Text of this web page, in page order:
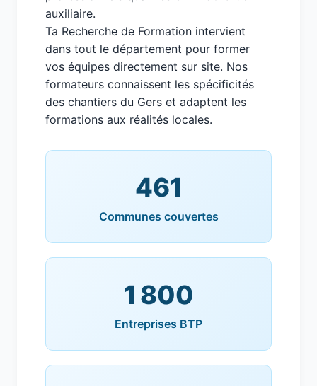
auxiliaire.
Ta Recherche de Formation intervient
dans tout le département pour former
vos équipes directement sur site. Nos
formateurs connaissent les spécificités
des chantiers du Gers et adaptent les
formations aux réalités locales.
461
Communes couvertes
1 800
Entreprises BTP